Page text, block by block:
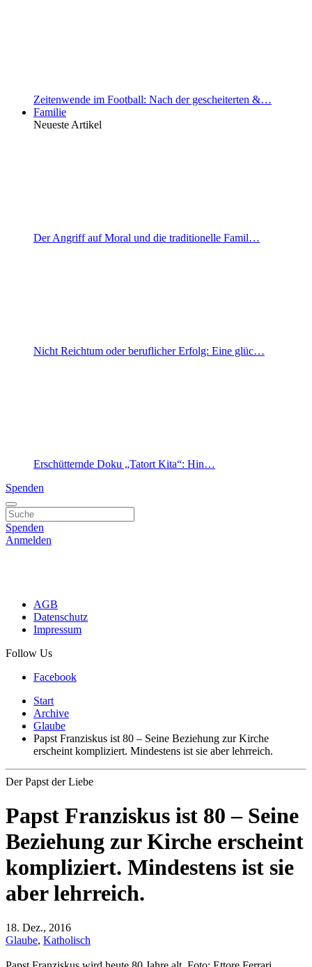
Zeitenwende im Football: Nach der gescheiterten &…
Familie
Neueste Artikel
Der Angriff auf Moral und die traditionelle Famil…
Nicht Reichtum oder beruflicher Erfolg: Eine glüc…
Erschütternde Doku „Tatort Kita“: Hin…
Spenden
Spenden
Anmelden
AGB
Datenschutz
Impressum
Follow Us
Facebook
Start
Archive
Glaube
Papst Franziskus ist 80 – Seine Beziehung zur Kirche
erscheint kompliziert. Mindestens ist sie aber lehrreich.
Der Papst der Liebe
Papst Franziskus ist 80 – Seine
Beziehung zur Kirche erscheint
kompliziert. Mindestens ist sie
aber lehrreich.
18. Dez., 2016
Glaube, Katholisch